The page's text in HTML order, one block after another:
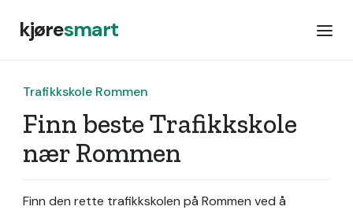
kjøresmart
Trafikkskole Rommen
Finn beste Trafikkskole
nær Rommen
Finn den rette trafikkskolen på Rommen ved å